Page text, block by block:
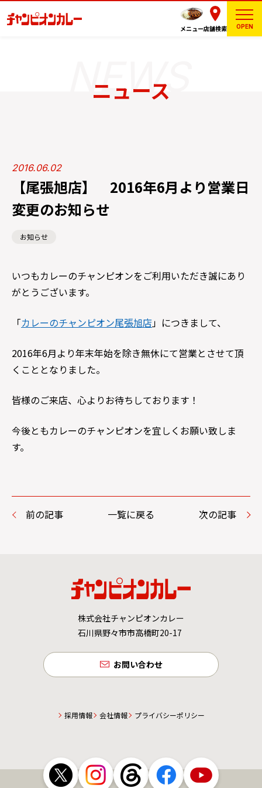
メニュー店舗検索 OPEN
ニュース
2016.06.02
【尾張旭店】 2016年6月より営業日
変更のお知らせ
お知らせ
いつもカレーのチャンピオンをご利用いただき誠にあり
がとうございます。
「カレーのチャンピオン尾張旭店」につきまして、
2016年6月より年末年始を除き無休にて営業とさせて頂
くこととなりました。
皆様のご来店、心よりお待ちしております！
今後ともカレーのチャンピオンを宜しくお願い致しま
す。
前の記事 一覧に戻る 次の記事
株式会社チャンピオンカレー
石川県野々市市高橋町20-17
お問い合わせ
採用情報 会社情報 プライバシーポリシー